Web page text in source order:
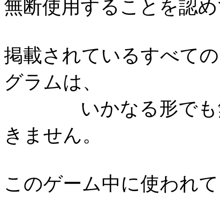
無断使用することを認
掲載されているすべて
グラムは、
いかなる形でも無
きません。
このゲーム中に使われ